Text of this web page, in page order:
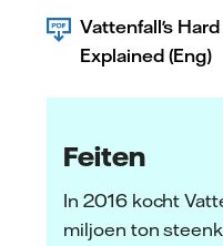
Vattenfall's
Explained (Eng)
Feiten
In 2016 kocht
miljoen ton